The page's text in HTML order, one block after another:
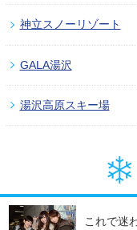
神立スノーリゾート
GALA湯沢
湯沢高原スキー場
これで迷